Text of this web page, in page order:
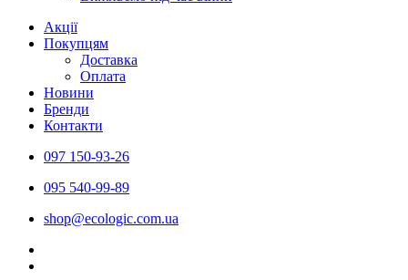
Акції
Покупцям
Доставка
Оплата
Новини
Бренди
Контакти
097 150-93-26
095 540-99-89
shoр@ecologic.com.ua